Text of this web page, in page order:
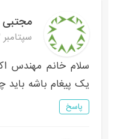
مجتبی
سپتامبر 12, 2022 در 11:49 ق.ظ
سلام خانم مهندس
یک پیغام باشه باید
پاسخ